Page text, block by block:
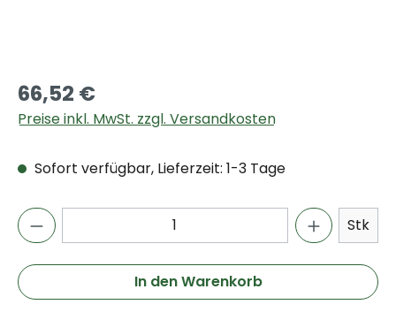
66,52 €
Preise inkl. MwSt. zzgl. Versandkosten
Sofort verfügbar, Lieferzeit: 1-3 Tage
Stk
In den Warenkorb